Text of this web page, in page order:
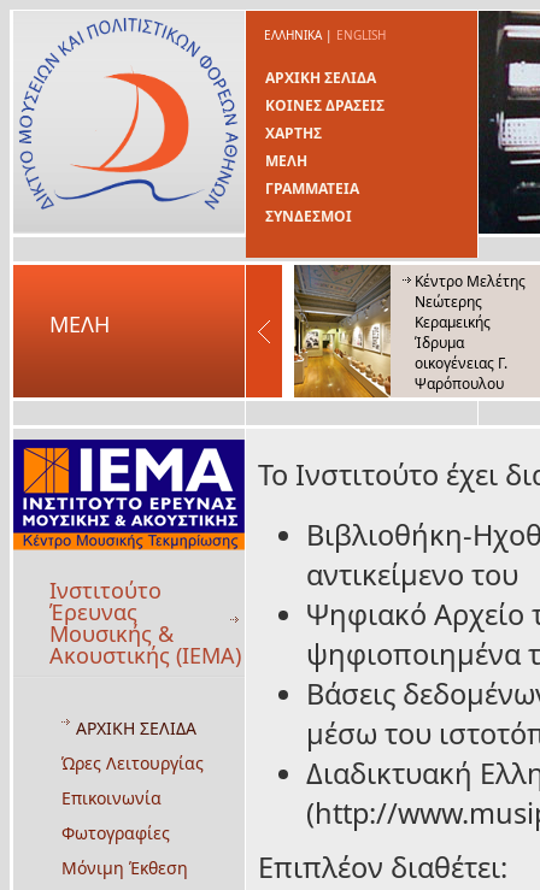
ΕΛΛΗΝΙΚΑ| ENGLISH
ΑΡΧΙΚΗ ΣΕΛΙΔΑ
ΚΟΙΝΕΣ ΔΡΑΣΕΙΣ
ΧΑΡΤΗΣ
ΜΕΛΗ
ΓΡΑΜΜΑΤΕΙΑ
ΣΥΝΔΕΣΜΟΙ
ΜΕΛΗ
Κέντρο Μελέτης
Νεώτερης
Κεραμεικής
Ίδρυμα
οικογένειας Γ.
Ψαρόπουλου
Ινστιτούτο
Έρευνας
Μουσικής &
Ακουστικής (ΙΕΜΑ)
ΑΡΧΙΚΗ ΣΕΛΙΔΑ
Ώρες Λειτουργίας
Επικοινωνία
Φωτογραφίες
Μόνιμη Έκθεση
Το Ινστιτούτο έχει
Βιβλιοθήκη-
αντικείμενο του
Ψηφιακό Αρχείο
ψηφιοποιημένα
Βάσεις
μέσω του
Διαδικτυακή
(http://
Επιπλέον διαθέτει: